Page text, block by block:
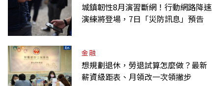
城鎮韌性8月演習斷網！行動網路降速
演練將登場，7日「災防訊息」預告
金融
想規劃退休，勞退試算怎麼做？最新
薪資級距表、月領改一次領撇步